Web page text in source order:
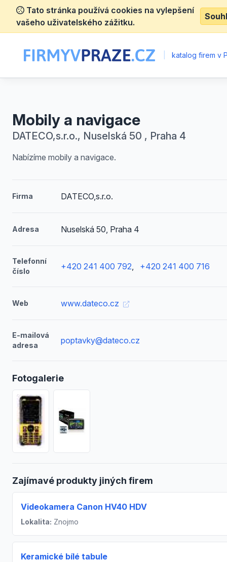
Tato stránka používá cookies na vylepšení
vašeho uživatelského zážitku.
katalog firem v
Mobily a navigace
DATECO,s.r.o., Nuselská 50 , Praha 4
Nabízíme mobily a navigace.
Firma DATECO,s.r.o.
Adresa Nuselská 50, Praha 4
Telefonní
číslo
+420 241 400 792, +420 241 400 716
Web www.dateco.cz
E-mailová
adresa
poptavky@dateco.cz
Fotogalerie
Zajímavé produkty jiných firem
Videokamera Canon HV40 HDV
Lokalita: Znojmo
Keramické bílé tabule